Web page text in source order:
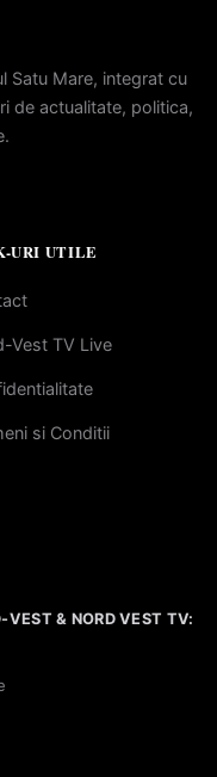
Satu Mare, integrat cu
de actualitate, politica,
URI UTILE
Vest TV Live
si Conditii
VEST & NORD VEST TV: